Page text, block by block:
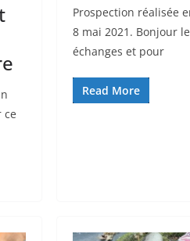
ce
Prospection réalisée
8 mai 2021. Bonjour
échanges et pour
Read More